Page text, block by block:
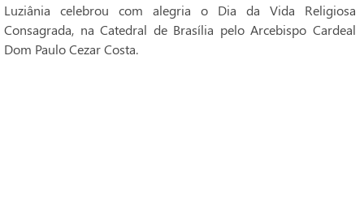
Luziânia celebrou com alegria o Dia da Vida Religiosa
Consagrada, na Catedral de Brasília pelo Arcebispo Cardeal
Dom Paulo Cezar Costa.